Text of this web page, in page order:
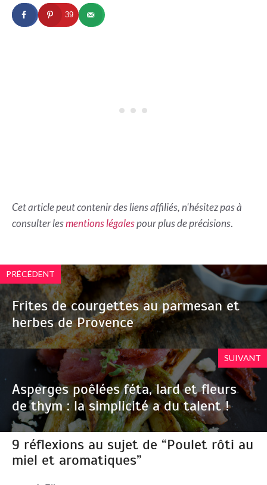
39
Cet article peut contenir des liens affiliés, n'hésitez pas à
consulter lesmentions légalespour plus de précisions.
PRÉCÉDENT
Frites de courgettes au parmesan et
herbes de Provence
SUIVANT
Asperges poêlées féta, lard et fleurs
de thym : la simplicité a du talent !
9 réflexions au sujet de “Poulet rôti au
miel et aromatiques”